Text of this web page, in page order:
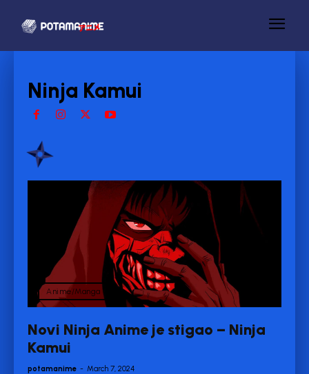
Ninja Kamui
Anime/Manga
Novi Ninja Anime je stigao – Ninja
Kamui
potamanime - March 7, 2024